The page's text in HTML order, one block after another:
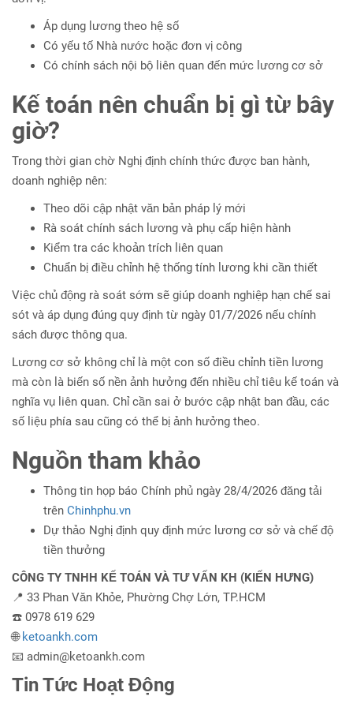
Áp dụng lương theo hệ số
Có yếu tố Nhà nước hoặc đơn vị công
Có chính sách nội bộ liên quan đến mức lương cơ sở
Kế toán nên chuẩn bị gì từ bây
giờ?
Trong thời gian chờ Nghị định chính thức được ban hành,
doanh nghiệp nên:
Theo dõi cập nhật văn bản pháp lý mới
Rà soát chính sách lương và phụ cấp hiện hành
Kiểm tra các khoản trích liên quan
Chuẩn bị điều chỉnh hệ thống tính lương khi cần thiết
Việc chủ động rà soát sớm sẽ giúp doanh nghiệp hạn chế sai
sót và áp dụng đúng quy định từ ngày 01/7/2026 nếu chính
sách được thông qua.
Lương cơ sở không chỉ là một con số điều chỉnh tiền lương
mà còn là biến số nền ảnh hưởng đến nhiều chỉ tiêu kế toán và
nghĩa vụ liên quan. Chỉ cần sai ở bước cập nhật ban đầu, các
số liệu phía sau cũng có thể bị ảnh hưởng theo.
Nguồn tham khảo
Thông tin họp báo Chính phủ ngày 28/4/2026 đăng tải
trên Chinhphu.vn
Dự thảo Nghị định quy định mức lương cơ sở và chế độ
tiền thưởng
CÔNG TY TNHH KẾ TOÁN VÀ TƯ VẤN KH (KIẾN HƯNG)
📍 33 Phan Văn Khỏe, Phường Chợ Lớn, TP.HCM
☎️ 0978 619 629
🌐 ketoankh.com
📧 admin@ketoankh.com
Tin Tức Hoạt Động